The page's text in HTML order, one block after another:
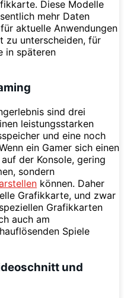
Diese Modelle
mehr Daten
aktuelle Anwendungen
zu unterscheiden, für
in späteren
sind drei
leistungsstarken
und eine noch
ein Gamer sich einen
der Konsole, gering
sondern
können. Daher
Grafikkarte, und zwar
Grafikkarten
auch am
Spiele
und